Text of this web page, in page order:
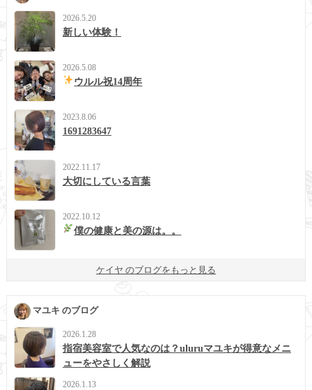
2026.5.20
新しい体験！
2026.5.08
ウルル祝14周年
2023.8.06
1691283647
2022.11.17
大切にしている言葉
2022.10.12
僕の健康と美の源は。。
ケイヤ のブログをもっと見る
マユキ のブログ
2026.1.28
指宿美容室で人気なのは？uluruマユキが得意なメニ
ューをやさしく解説
2026.1.13